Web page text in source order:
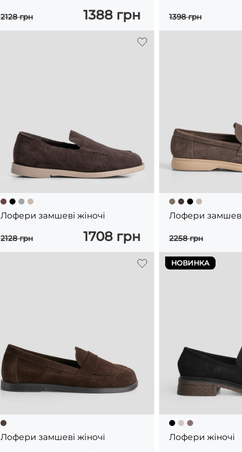
1388 грн
2128 грн 1398 грн
Лофери замшеві жіночі
1708 грн
2128 грн
Лофери замшеві
2258 грн
Лофери замшеві жіночі
НОВИНКА
Лофери жіночі